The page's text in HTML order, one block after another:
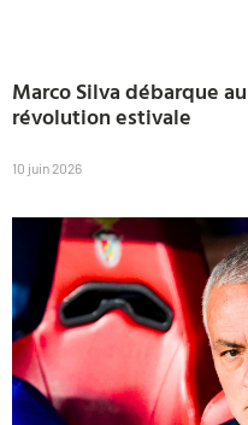
Marco Silva débarque
révolution estivale
10 juin 2026